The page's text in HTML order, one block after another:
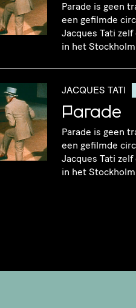
Parade is geen
een gefilmde
Jacques Tati
in het
Parade
JACQUES TATI
Parade is geen
een gefilmde
Jacques Tati
in het